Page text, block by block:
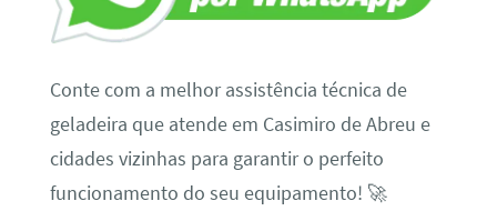
Conte com a melhor assistência técnica de
geladeira que atende em Casimiro de Abreu e
cidades vizinhas para garantir o perfeito
funcionamento do seu equipamento! 🚀